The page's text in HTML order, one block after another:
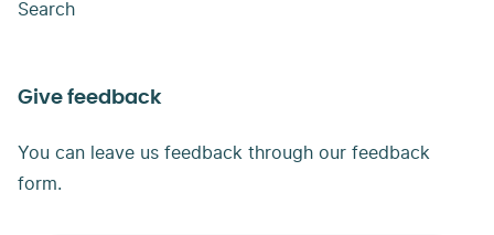
Search
Give feedback
You can leave us feedback through our feedback
form.